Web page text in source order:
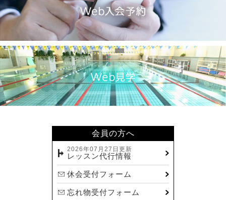
2024.09(15)
2024.08(21)
2024.07(20)
2024.06(29)
2024.05(22)
2024.04(20)
2024.03(16)
会員の方へ
2026年07月27日更新
レッスン代行情報
休会受付フォーム
忘れ物受付フォーム